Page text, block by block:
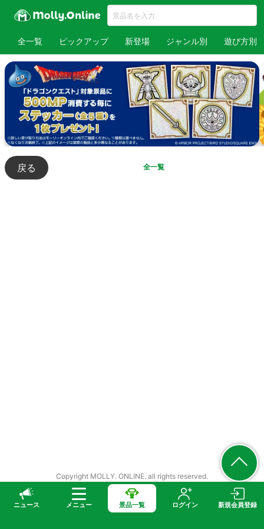
ニュース メニュー 景品一覧 ログイン 新規会員登録
全一覧 ピックアップ 新登場 ジャンル別 遊び方別
戻る 全一覧
Copyright MOLLY. ONLINE. all rights reserved.